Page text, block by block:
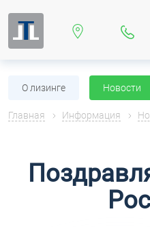
О лизинге Новости
Главная Информация